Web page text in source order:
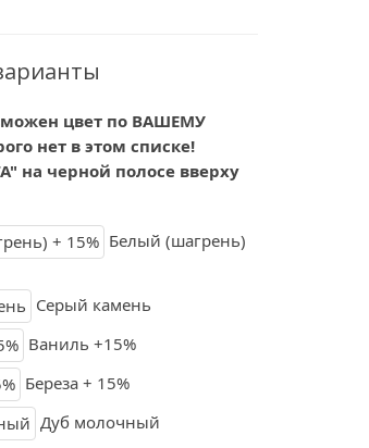
цвет по ВАШЕМУ
нет в этом списке!
на черной полосе вверху
Белый (шагрень)
Серый камень
Ваниль +15%
Береза + 15%
Дуб молочный